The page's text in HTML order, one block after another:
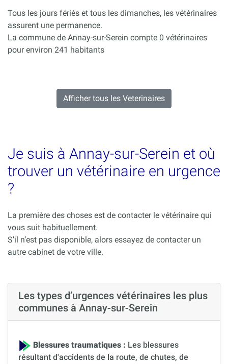
Tous les jours fériés et tous les dimanches, les vétérinaires
assurent une permanence.
La commune de Annay-sur-Serein compte 0 vétérinaires
pour environ 241 habitants
Afficher tous les Veterinaires
Je suis à Annay-sur-Serein et où
trouver un vétérinaire en urgence
?
La première des choses est de contacter le vétérinaire qui
vous suit habituellement.
S’il n’est pas disponible, alors essayez de contacter un
autre cabinet de votre ville.
Les types d’urgences vétérinaires les plus
communes à Annay-sur-Serein
Blessures traumatiques : Les blessures
résultant d'accidents de la route, de chutes, de